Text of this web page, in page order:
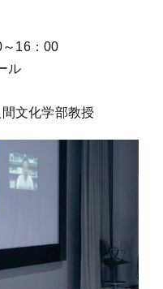
16：00
ル
文化学部教授